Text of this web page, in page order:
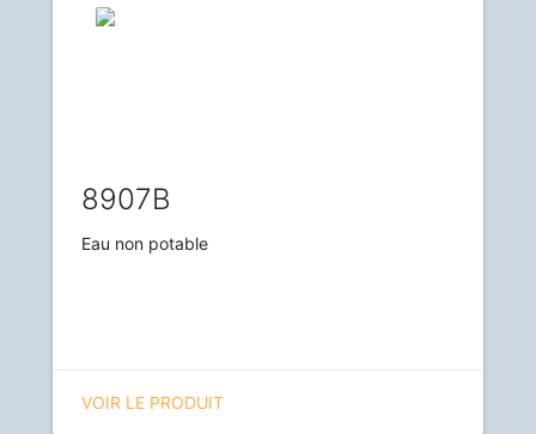
8907B
Eau non potable
VOIR LE PRODUIT